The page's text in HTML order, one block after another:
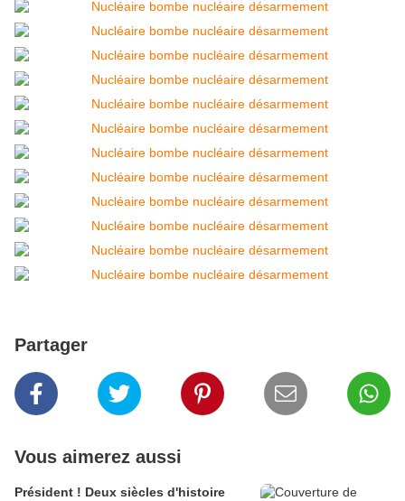
Partager
Vous aimerez aussi
Président ! Deux siècles d'histoire